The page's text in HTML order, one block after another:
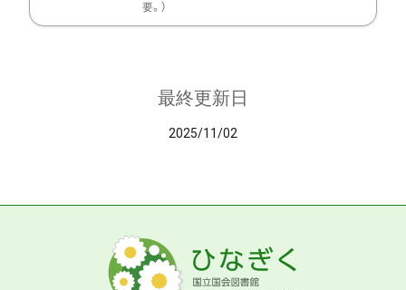
要。）
最終更新日
2025/11/02